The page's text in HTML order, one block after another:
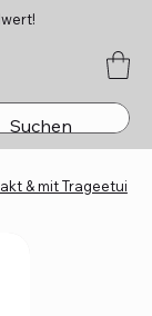
& mit Trageetui